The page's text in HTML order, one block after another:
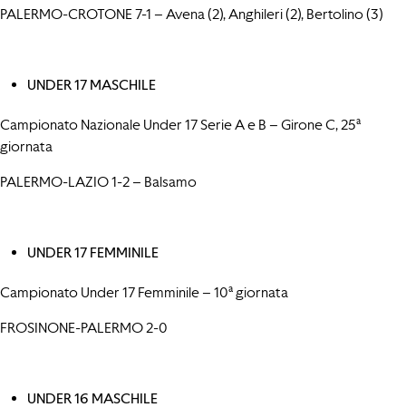
PALERMO-CROTONE 7-1 – Avena (2), Anghileri (2), Bertolino (3)
UNDER 17 MASCHILE
Campionato Nazionale Under 17 Serie A e B – Girone C, 25ª
giornata
PALERMO-LAZIO 1-2 – Balsamo
UNDER 17 FEMMINILE
Campionato Under 17 Femminile – 10ª giornata
FROSINONE-PALERMO 2-0
UNDER 16 MASCHILE